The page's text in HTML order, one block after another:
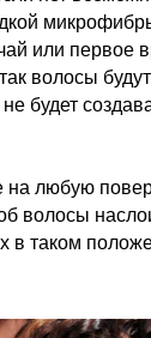
или первое
волосы
будет
на любую
волосы
в таком